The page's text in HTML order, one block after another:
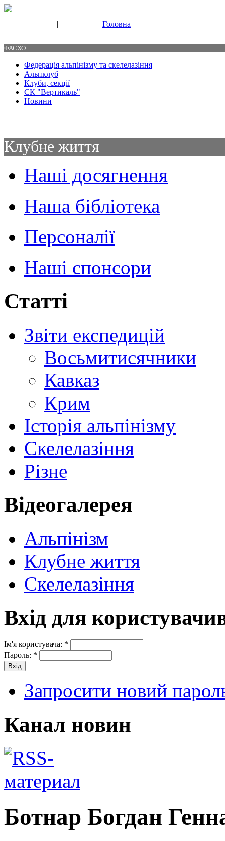
| Головна
ФАСХО
Федерація альпінізму та скелелазіння
Альпклуб
Клуби, секції
СК "Вертикаль"
Новини
Клубне життя
Наші досягнення
Наша бібліотека
Персоналії
Наші спонсори
Статті
Звіти експедицій
Восьмитисячники
Кавказ
Крим
Історія альпінізму
Скелелазіння
Різне
Відеогалерея
Альпінізм
Клубне життя
Скелелазіння
Вхід для
Ім'я користувача: *
Пароль: *
Запросити новий
Канал новин
Ботнар Богдан